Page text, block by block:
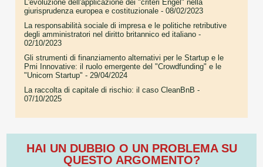
L'evoluzione dell'applicazione dei "criteri Engel" nella
giurisprudenza europea e costituzionale - 08/02/2023
La responsabilità sociale di impresa e le politiche retributive
degli amministratori nel diritto britannico ed italiano -
02/10/2023
Gli strumenti di finanziamento alternativi per le Startup e le
Pmi Innovative: il ruolo emergente del "Crowdfunding" e le
"Unicorn Startup" - 29/04/2024
La raccolta di capitale di rischio: il caso CleanBnB -
07/10/2025
HAI UN DUBBIO O UN PROBLEMA SU
QUESTO ARGOMENTO?